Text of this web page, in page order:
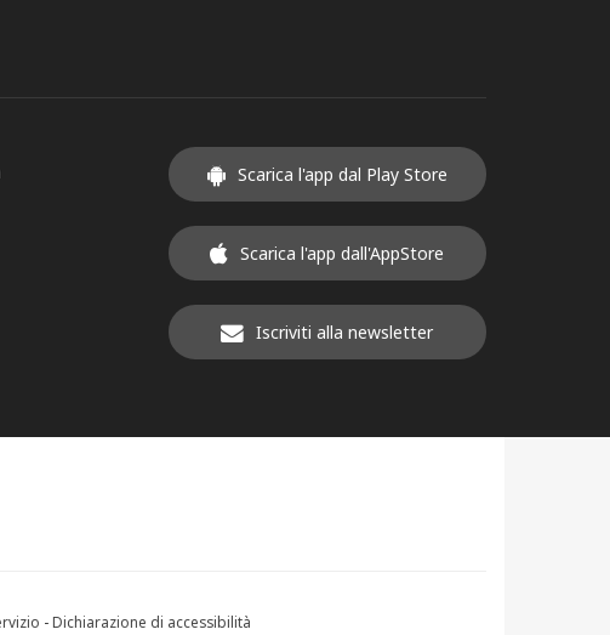
Scarica l'app dal Play Store
Scarica l'app dall'AppStore
Iscriviti alla newsletter
-Dichiarazione di accessibilità